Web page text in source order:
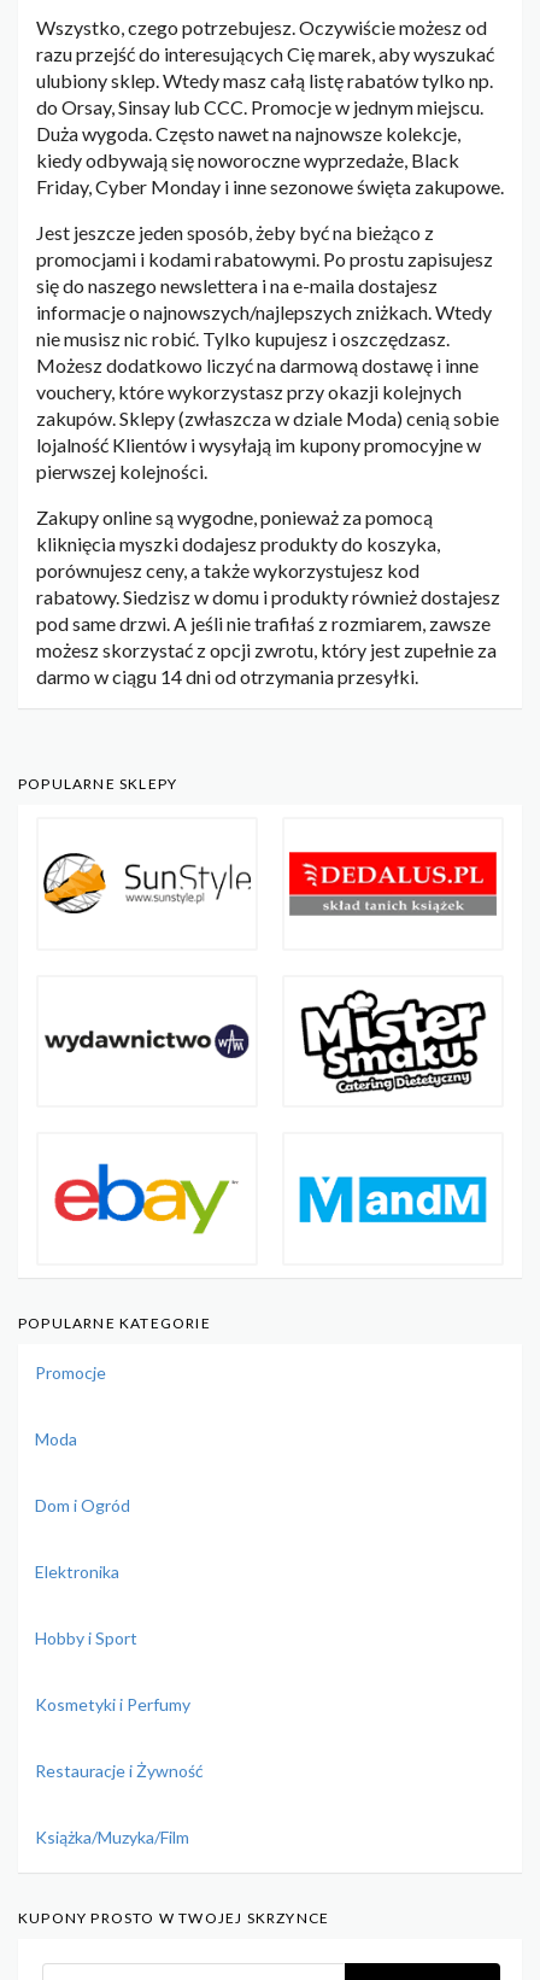
Wszystko, czego potrzebujesz. Oczywiście możesz od
razu przejść do interesujących Cię marek, aby wyszukać
ulubiony sklep. Wtedy masz całą listę rabatów tylko np.
do Orsay, Sinsay lub CCC. Promocje w jednym miejscu.
Duża wygoda. Często nawet na najnowsze kolekcje,
kiedy odbywają się noworoczne wyprzedaże, Black
Friday, Cyber Monday i inne sezonowe święta zakupowe.
Jest jeszcze jeden sposób, żeby być na bieżąco z
promocjami i kodami rabatowymi. Po prostu zapisujesz
się do naszego newslettera i na e-maila dostajesz
informacje o najnowszych/najlepszych zniżkach. Wtedy
nie musisz nic robić. Tylko kupujesz i oszczędzasz.
Możesz dodatkowo liczyć na darmową dostawę i inne
vouchery, które wykorzystasz przy okazji kolejnych
zakupów. Sklepy (zwłaszcza w dziale Moda) cenią sobie
lojalność Klientów i wysyłają im kupony promocyjne w
pierwszej kolejności.
Zakupy online są wygodne, ponieważ za pomocą
kliknięcia myszki dodajesz produkty do koszyka,
porównujesz ceny, a także wykorzystujesz kod
rabatowy. Siedzisz w domu i produkty również dostajesz
pod same drzwi. A jeśli nie trafiłaś z rozmiarem, zawsze
możesz skorzystać z opcji zwrotu, który jest zupełnie za
darmo w ciągu 14 dni od otrzymania przesyłki.
POPULARNE SKLEPY
POPULARNE KATEGORIE
Promocje
Moda
Dom i Ogród
Elektronika
Hobby i Sport
Kosmetyki i Perfumy
Restauracje i Żywność
Książka/Muzyka/Film
KUPONY PROSTO W TWOJEJ SKRZYNCE